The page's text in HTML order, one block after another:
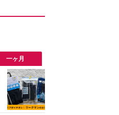
一ヶ月